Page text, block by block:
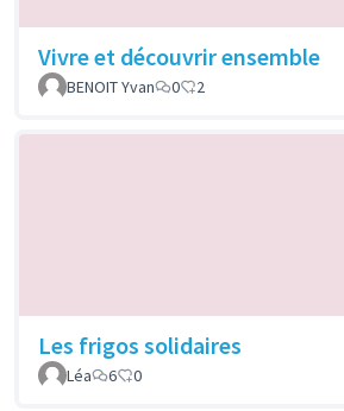
Vivre et découvrir ensemble
BENOIT Yvan
0 2
Les frigos solidaires
Léa
6 0